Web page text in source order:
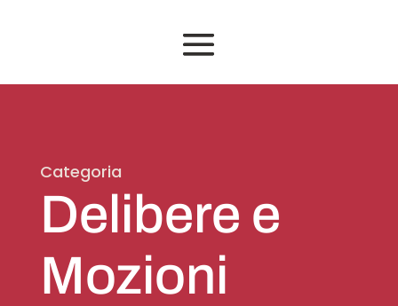
Categoria
Delibere e
Mozioni